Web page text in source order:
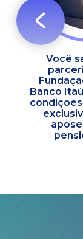
Você
Banco